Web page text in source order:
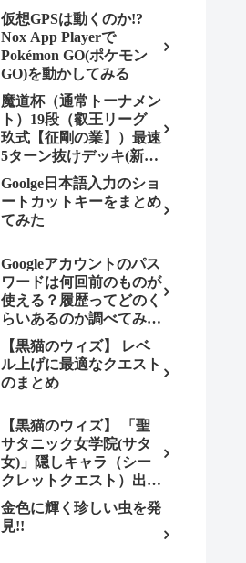
仮想GPSは動くのか!?
Nox App Playerで
Pokémon GO(ポケモン
GO)を動かしてみる
魔道杯（通常トーナメン
ト）19段（叡王リーグ
玖式【征剛の業】）最速
5ターン抜けデッキ(新パ
ターン)!
Goolge日本語入力のショ
ートカットキーをまとめ
てみた
Googleアカウントのパス
ワードは何回前のものが
使える？履歴ってどのく
らいあるのか調べてみま
した。
【黒猫のウィズ】 レベ
ル上げに最適なクエスト
のまとめ
【黒猫のウィズ】 「聖
サタニック女学院(サタ
女)」隠しキャラ（シー
クレットクエスト）出現
条件とは（ノーマル編）
金色に輝く珍しい虫を発
見!!